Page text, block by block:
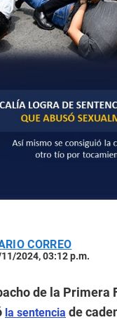
CORREO
2024, 03:12 p.m.
de la
la sentencia de